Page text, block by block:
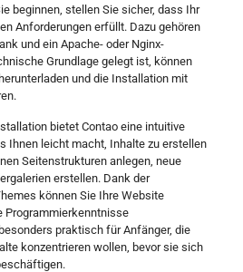
beginnen, stellen Sie sicher, dass Ihr
Anforderungen erfüllt. Dazu gehören
und ein Apache- oder Nginx-
Grundlage gelegt ist, können
und die Installation mit
bietet Contao eine intuitive
Ihnen leicht macht, Inhalte zu erstellen
Seitenstrukturen anlegen, neue
erstellen. Dank der
können Sie Ihre Website
Programmierkenntnisse
praktisch für Anfänger, die
konzentrieren wollen, bevor sie sich